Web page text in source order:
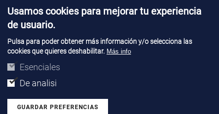
Transferencia tecnológica
Noticias & Divulgación Destacados
Contacto Talento
Aviso Legal Perfil del contatante © Copyright 2026. IMB-CNM
Usamos cookies para mejorar tu experiencia
de usuario.
Pulsa para poder obtener más información y/o selecciona las
cookies que quieres deshabilitar. Más info
Esenciales
De analisi
GUARDAR PREFERENCIAS